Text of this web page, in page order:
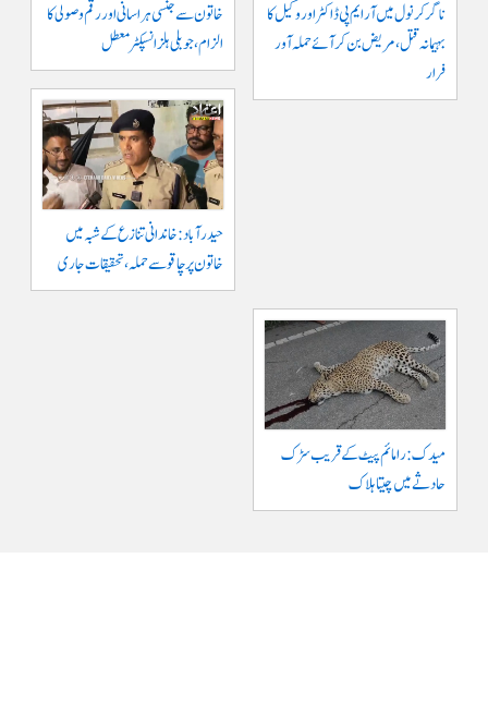
ناگرکرنول میں آر ایم پی ڈاکٹر اور وکیل کا
بہیمانہ قتل، مریض بن کر آئے حملہ آور
فرار
خاتون سے جنسی ہراسانی اور رقم وصولی کا
الزام، جوبلی ہلز انسپکٹر معطل
حیدرآباد: خاندانی تنازع کے شبہ میں
خاتون پر چاقو سے حملہ، تحقیقات جاری
میدک: رامائم پیٹ کے قریب سڑک
حادثے میں چیتا ہلاک